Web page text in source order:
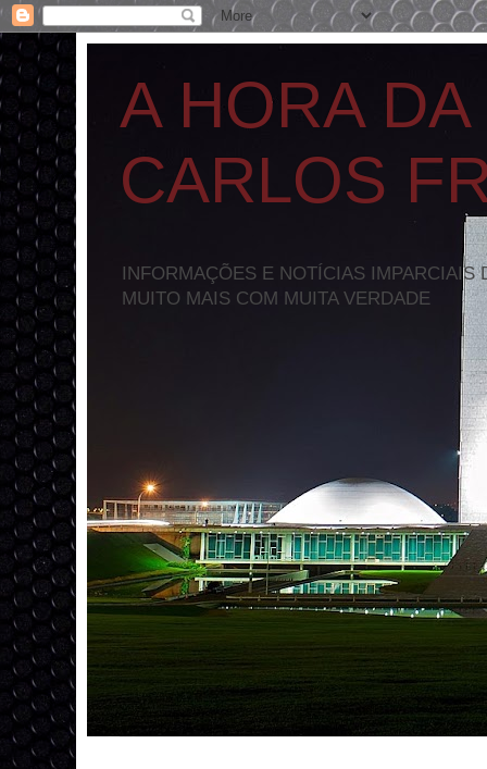
A HORA
CARLOS
INFORMAÇÕES E NOTÍCIAS
MUITO MAIS COM MUITA VERDADE